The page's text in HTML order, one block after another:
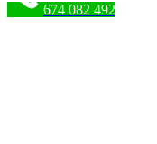
674 082 492